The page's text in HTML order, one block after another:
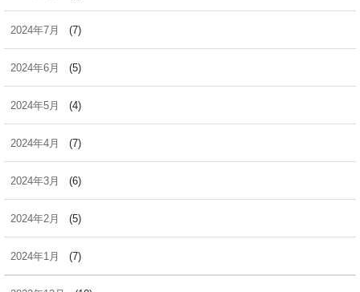
2024年7月 (7)
2024年6月 (5)
2024年5月 (4)
2024年4月 (7)
2024年3月 (6)
2024年2月 (5)
2024年1月 (7)